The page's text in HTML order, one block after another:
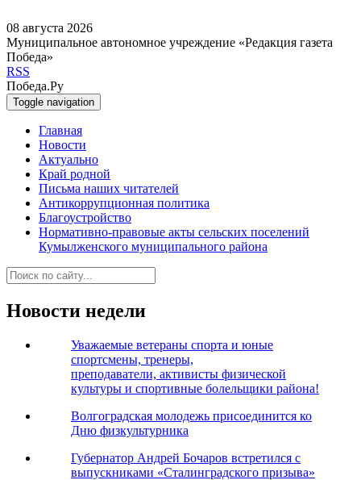
08 августа 2026
Муниципальное автономное учреждение «Редакция газета
Победа»
RSS
Победа.Ру
Toggle navigation
Главная
Новости
Актуально
Край родной
Письма наших читателей
Антикоррупционная политика
Благоустройство
Нормативно-правовые акты сельских поселений
Кумылженского муниципального района
Новости недели
Уважаемые ветераны спорта и юные
спортсмены, тренеры,
преподаватели, активисты физической
культуры и спортивные болельщики района!
Волгоградская молодежь присоединится ко
Дню физкультурника
Губернатор Андрей Бочаров встретился с
выпускниками «Сталинградского призыва»